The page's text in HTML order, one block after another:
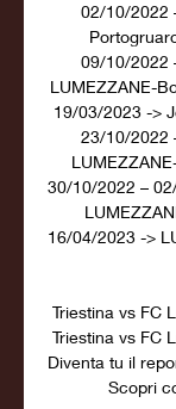
02/10/2022
09/10/2022
LUMEZZANE-
19/03/2023 ->
23/10/2022
30/10/2022 –
16/04/2023 ->
Triestina vs FC
Triestina vs FC
Diventa tu il
Scopri